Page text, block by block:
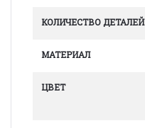
КОЛИЧЕСТВО ДЕТАЛЕЙ
МАТЕРИАЛ
ЦВЕТ